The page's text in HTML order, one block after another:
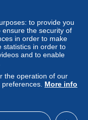
Gaulois (avec
to provide you
the security of
in order to make
statistics in order to
and to enable
the operation of our
More info